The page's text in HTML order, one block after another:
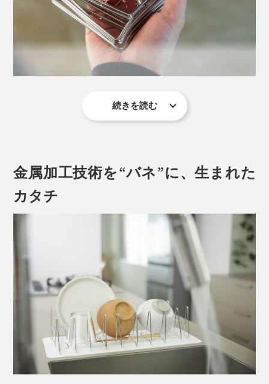
食洗機ユーザーの方、水切りラックを出しっぱなしにで
その概念を変えたのは、なんと「バネ」の力。
長年に渡って、大手自動車メーカーの「特殊バネ」を手
がけてきた、金属線材のフォーミング加工（曲げ加工）
続きを読む
金属加工技術を“バネ”に、生まれた
カタチ